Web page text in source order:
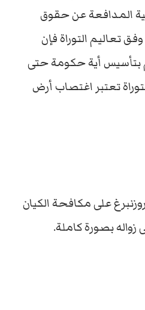
المدافعة عن حقوق
تعاليم التوراة فإن
بتأسيس أية حكومة حتى
تعتبر اغتصاب أرض
على مكافحة الكيان
زواله بصورة كاملة.